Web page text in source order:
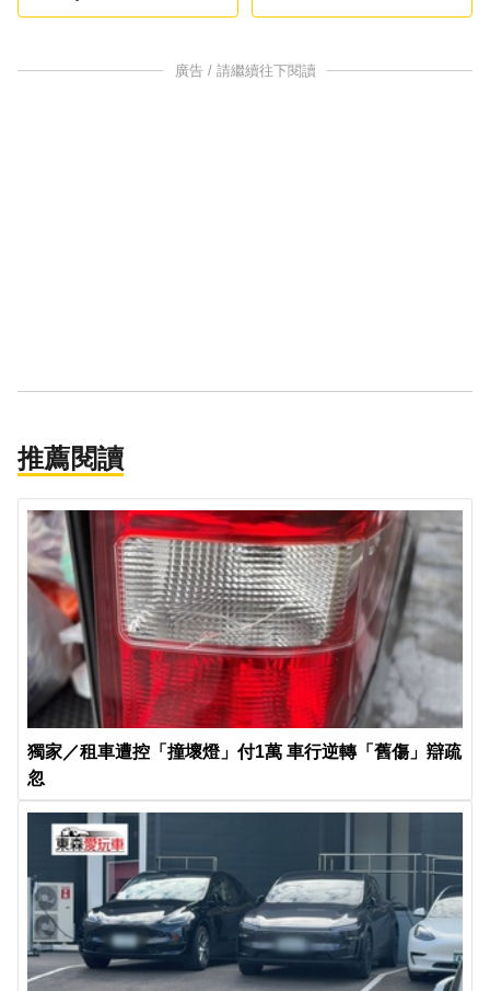
廣告 / 請繼續往下閱讀
推薦閱讀
獨家／租車遭控「撞壞燈」付1萬 車行逆轉「舊傷」辯疏
忽